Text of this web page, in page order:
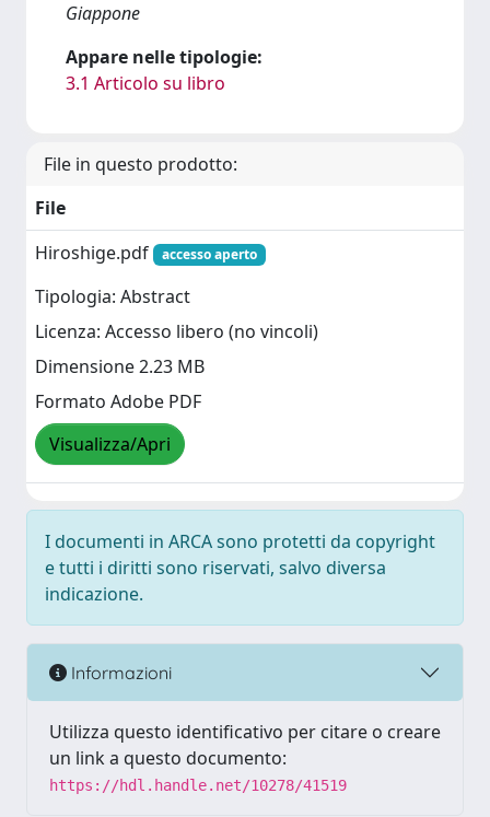
Giappone
Appare nelle tipologie:
3.1 Articolo su libro
File in questo prodotto:
File
Hiroshige.pdf
accesso aperto
Tipologia: Abstract
Licenza: Accesso libero (no vincoli)
Dimensione 2.23 MB
Formato Adobe PDF
Visualizza/Apri
I documenti in ARCA sono protetti da copyright
e tutti i diritti sono riservati, salvo diversa
indicazione.
Informazioni
Utilizza questo identificativo per citare o creare
un link a questo documento:
https://hdl.handle.net/10278/41519